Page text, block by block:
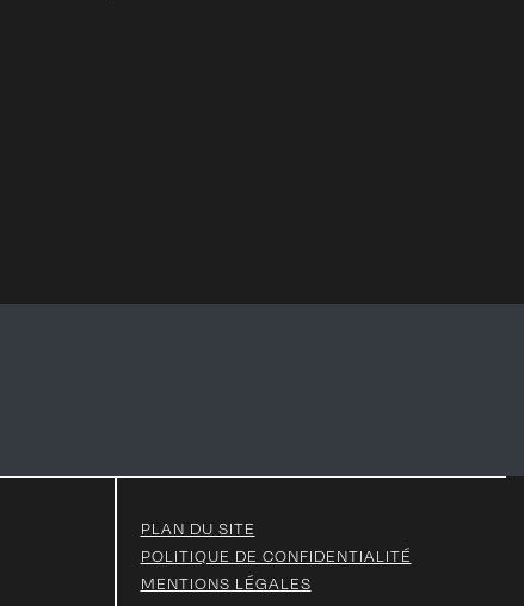
PLAN DU SITE
POLITIQUE DE CONFIDENTIALITÉ
MENTIONS LÉGALES